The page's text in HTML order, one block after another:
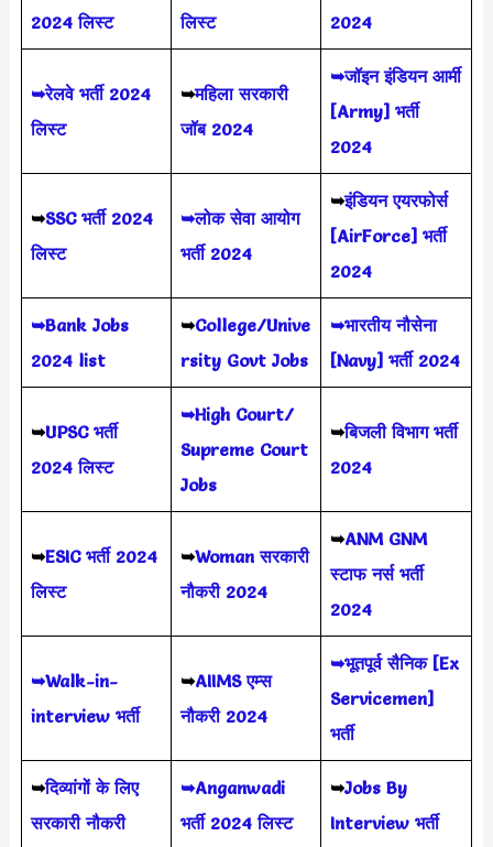
2024 लिस्ट
लिस्ट
2024
➥रेलवे भर्ती 2024
लिस्ट
➥महिला सरकारी
जॉब 2024
➥जॉइन इंडियन आर्मी
[Army] भर्ती
2024
➥SSC भर्ती 2024
लिस्ट
➥लोक सेवा आयोग
भर्ती 2024
➥इंडियन एयरफोर्स
[AirForce] भर्ती
2024
➥Bank Jobs
2024 list
➥College/Unive
rsity Govt Jobs
➥भारतीय नौसेना
[Navy] भर्ती 2024
➥UPSC भर्ती
2024 लिस्ट
➥High Court/
Supreme Court
Jobs
➥बिजली विभाग भर्ती
2024
➥ESIC भर्ती 2024
लिस्ट
➥Woman सरकारी
नौकरी 2024
➥ANM GNM
स्टाफ नर्स भर्ती
2024
➥Walk-in-
interview भर्ती
➥AIIMS एम्स
नौकरी 2024
➥भूतपूर्व सैनिक [Ex
Servicemen]
भर्ती
➥दिव्यांगों के लिए
सरकारी नौकरी
➥Anganwadi
भर्ती 2024 लिस्ट
➥Jobs By
Interview भर्ती